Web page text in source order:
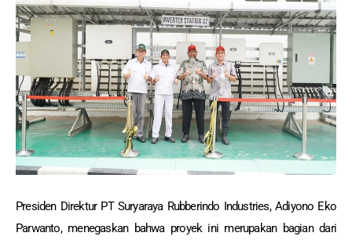
Presiden Direktur PT Suryaraya Rubberindo Industries, Adiyono Eko
Parwanto, menegaskan bahwa proyek ini merupakan bagian dari